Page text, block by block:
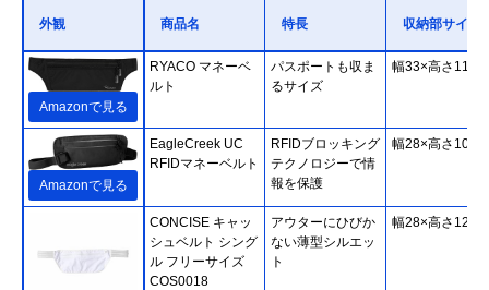
外観 商品名 特長 収納部サイズ
Amazonで見る
RYACO マネーベ
ルト
パスポートも収ま
るサイズ
幅33×高さ11cm
Amazonで見る
EagleCreek UC
RFIDマネーベルト
RFIDブロッキング
テクノロジーで情
報を保護
幅28×高さ10cm
CONCISE キャッ
シュベルト シング
ル フリーサイズ
COS0018
アウターにひびか
ない薄型シルエッ
ト
幅28×高さ12cm